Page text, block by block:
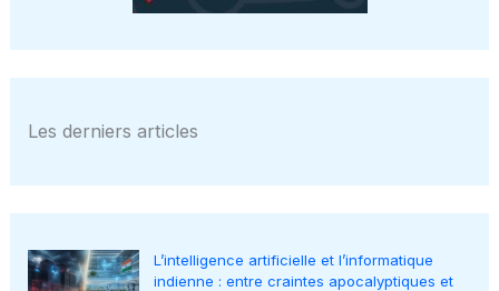
Les derniers articles
L’intelligence artificielle et l’informatique
indienne : entre craintes apocalyptiques et